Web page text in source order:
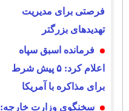
فرصتی برای مدیریت
تهدیدهای بزرگتر
فرمانده اسبق سپاه
اعلام کرد: ۵ پیش‌ شرط
برای مذاکره با آمریکا
سخنگوی وزارت خارجه: